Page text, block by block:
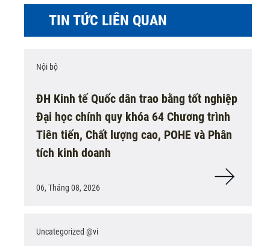
TIN TỨC LIÊN QUAN
Nội bộ
ĐH Kinh tế Quốc dân trao bằng tốt nghiệp
Đại học chính quy khóa 64 Chương trình
Tiên tiến, Chất lượng cao, POHE và Phân
tích kinh doanh
06, Tháng 08, 2026
Uncategorized @vi